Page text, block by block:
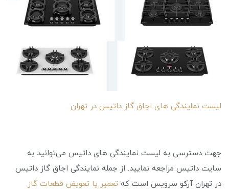
لیست نمایندگی های اجاق گاز داتیس در تهران
جهت دسترسی به لیست نمایندگی های داتیس می‌توانید به
سایت داتیس مراجعه نمایید. از جمله نمایندگی اجاق گاز داتیس
در تهران آرکو سرویس است که تعمیر یا تعویض قطعات گاز